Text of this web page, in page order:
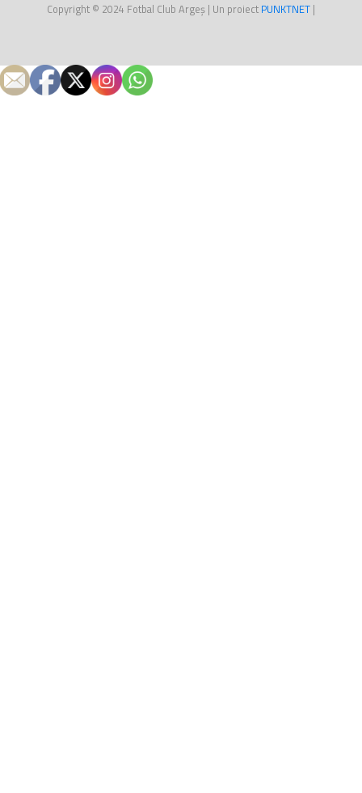
Copyright © 2024 Fotbal Club Argeș | Un proiect PUNKTNET |